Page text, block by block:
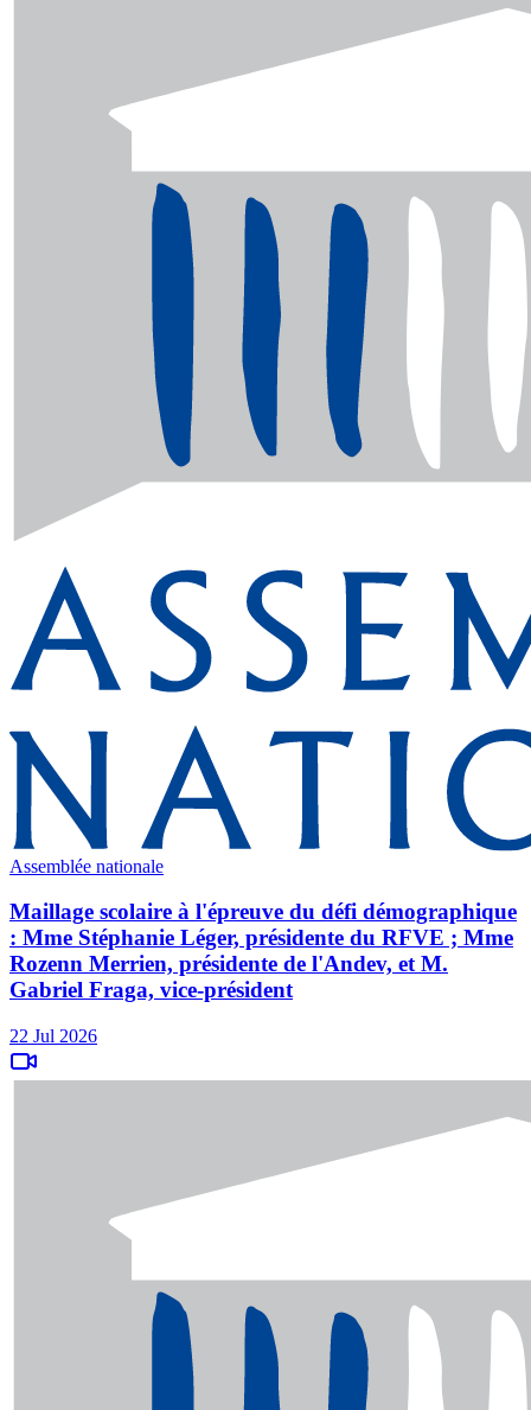
Assemblée nationale
Maillage scolaire à l'épreuve du défi démographique
: Mme Stéphanie Léger, présidente du RFVE ; Mme
Rozenn Merrien, présidente de l'Andev, et M.
Gabriel Fraga, vice-président
22 Jul 2026